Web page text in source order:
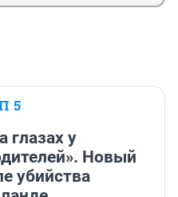
5
глазах у
Новый
убийства